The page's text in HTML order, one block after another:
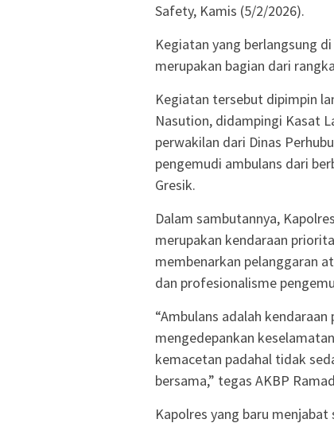
Safety, Kamis (5/2/2026).
Kegiatan yang berlangsung
merupakan bagian dari
Kegiatan tersebut dipimpin
Nasution, didampingi Kasat
perwakilan dari Dinas
pengemudi ambulans dari
Gresik.
Dalam sambutannya,
merupakan kendaraan
membenarkan pelanggaran
dan profesionalisme
“Ambulans adalah
mengedepankan
kemacetan padahal tidak
bersama,” tegas AKBP
Kapolres yang baru